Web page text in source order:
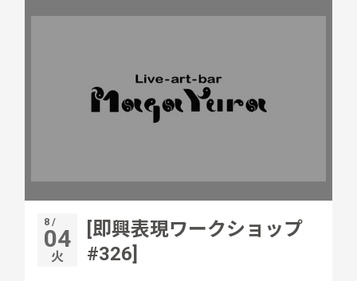
8 /
04
火
[即興表現ワークショップ
#326]